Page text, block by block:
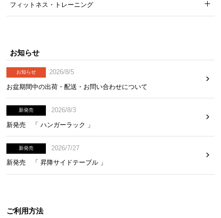
フィットネス・トレーニング
お知らせ
お知らせ
2026/8/5
お盆期間中の出荷・配送・お問い合わせについて
新発売
2026/8/3
新発売 「 ハンガーラック 」
新発売
2026/7/27
新発売 「 昇降サイドテーブル 」
ご利用方法